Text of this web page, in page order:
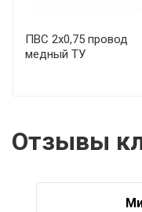
ПВС 2х0,75 провод
медный ТУ
Отзывы